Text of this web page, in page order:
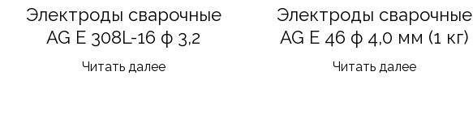
Электроды сварочные
AG E 308L-16 ф 3,2
Читать далее
Электроды сварочные
AG E 46 ф 4,0 мм (1 кг)
Читать далее